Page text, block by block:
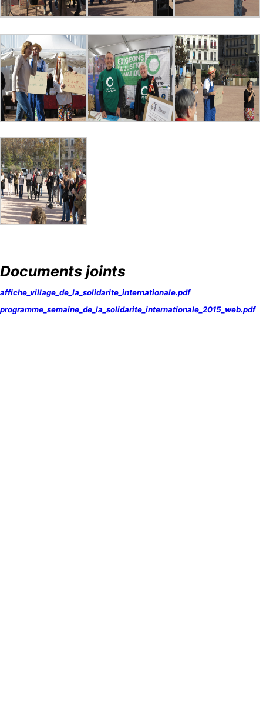
Documents joints
affiche_village_de_la_solidarite_internationale.pdf
programme_semaine_de_la_solidarite_internationale_2015_web.pdf